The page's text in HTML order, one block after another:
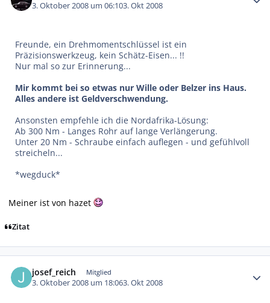
3. Oktober 2008 um 06:103. Okt 2008
Freunde, ein Drehmomentschlüssel ist ein
Präzisionswerkzeug, kein Schätz-Eisen... !!
Nur mal so zur Erinnerung...
Mir kommt bei so etwas nur Wille oder Belzer ins Haus.
Alles andere ist Geldverschwendung.
Ansonsten empfehle ich die Nordafrika-Lösung:
Ab 300 Nm - Langes Rohr auf lange Verlängerung.
Unter 20 Nm - Schraube einfach auflegen - und gefühlvoll
streicheln...
*wegduck*
Meiner ist von hazet
Zitat
josef_reich Mitglied
3. Oktober 2008 um 18:063. Okt 2008